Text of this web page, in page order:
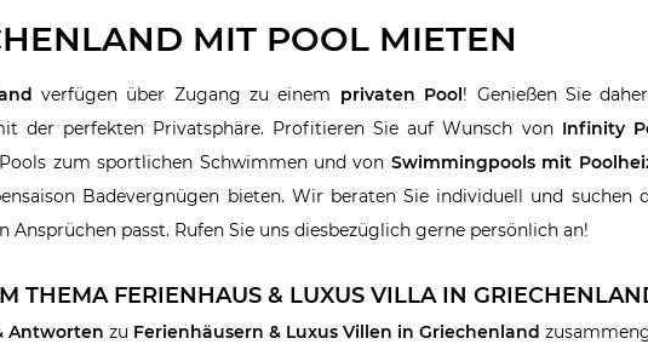
MIT POOL MIETEN
verfügen über Zugang zu einem privaten Pool! Genießen Sie
der perfekten Privatsphäre. Profitieren Sie auf Wunsch von Infinity
zum sportlichen Schwimmen und von Swimmingpools mit
Badevergnügen bieten. Wir beraten Sie individuell und suchen
Ansprüchen passt. Rufen Sie uns diesbezüglich gerne persönlich an!
THEMA FERIENHAUS & LUXUS VILLA IN
Antworten zu Ferienhäusern & Luxus Villen in Griechenland